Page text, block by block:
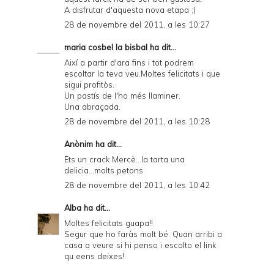
A disfrutar d'aquesta nova etapa ;)
28 de novembre del 2011, a les 10:27
maria cosbel la bisbal ha dit...
Així a partir d'ara fins i tot podrem
escoltar la teva veu.Moltes felicitats i que
sigui profitòs.
Un pastís de l'ho més llaminer.
Una abraçada.
28 de novembre del 2011, a les 10:28
Anònim ha dit...
Ets un crack Mercè...la tarta una
delicia...molts petons
28 de novembre del 2011, a les 10:42
Alba ha dit...
Moltes felicitats guapa!!
Segur que ho faràs molt bé. Quan arribi a
casa a veure si hi penso i escolto el link
qu eens deixes!